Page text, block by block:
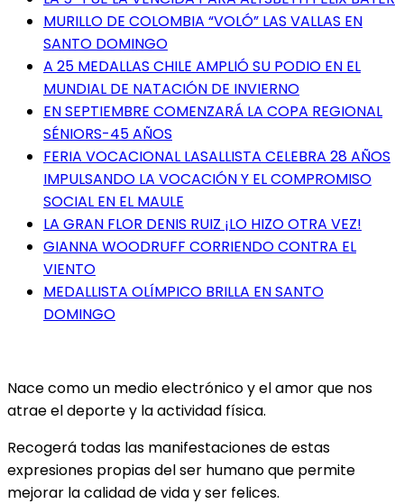
MURILLO DE COLOMBIA “VOLÓ” LAS VALLAS EN
SANTO DOMINGO
A 25 MEDALLAS CHILE AMPLIÓ SU PODIO EN EL
MUNDIAL DE NATACIÓN DE INVIERNO
EN SEPTIEMBRE COMENZARÁ LA COPA REGIONAL
SÉNIORS-45 AÑOS
FERIA VOCACIONAL LASALLISTA CELEBRA 28 AÑOS
IMPULSANDO LA VOCACIÓN Y EL COMPROMISO
SOCIAL EN EL MAULE
LA GRAN FLOR DENIS RUIZ ¡LO HIZO OTRA VEZ!
GIANNA WOODRUFF CORRIENDO CONTRA EL
VIENTO
MEDALLISTA OLÍMPICO BRILLA EN SANTO
DOMINGO
Nace como un medio electrónico y el amor que nos
atrae el deporte y la actividad física.
Recogerá todas las manifestaciones de estas
expresiones propias del ser humano que permite
mejorar la calidad de vida y ser felices.